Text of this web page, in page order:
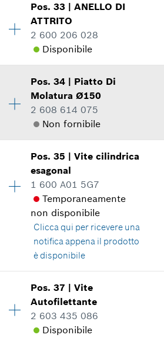
1,88 €*
Inclusa IVA
Aggiungere al
Disponibilità 1
Gruppo prezzo
Informazioni parti di ricambio
Applicazione del ricambio
Mostrare nell'illustrazione
1,34 €*
Inclusa IVA
Aggiungere al
Pos.33 |ANELLO DI
ATTRITO
2 600 206 028
Disponibile
Disponibilità 1
Gruppo prezzo:
Informazioni parti di ricambio
Applicazione del ricambio
Mostrare nell'illustrazione
9,87 €*
*Inclusa IVA
Aggiungere al
Pos.34 | Piatto Di
Molatura Ø150
2 608 614 075
Non fornibile
Disponibilità 1
Gruppo prezzo
Informazioni parti di ricambio
Applicazione del ricambio
Mostrare nell'illustrazione
51,24 €*
*Inclusa IVA
Pos.35 |Vite cilindrica
esagonal
1 600 A01 5G7
Temporaneamente
non disponibile
Clicca qui per ricevere una
notifica appena il prodotto
è disponibile
Disponibilità 1
Gruppo prezzo
Informazioni parti di ricambio
Applicazione del ricambio
Pos.37 |Vite
Autofilettante
2 603 435 086
Disponibile